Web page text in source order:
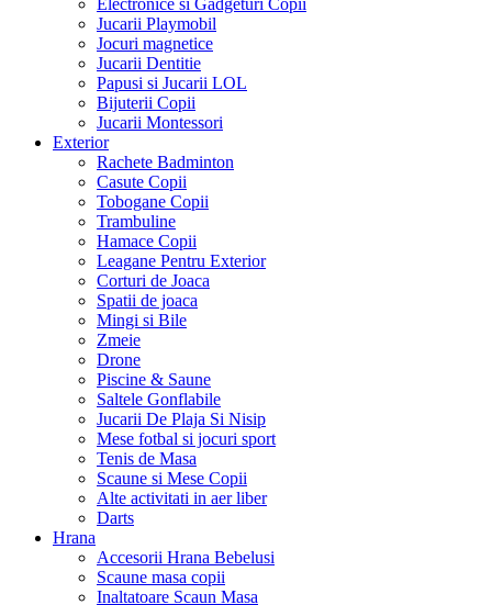
Electronice si Gadgeturi Copii
Jucarii Playmobil
Jocuri magnetice
Jucarii Dentitie
Papusi si Jucarii LOL
Bijuterii Copii
Jucarii Montessori
Exterior
Rachete Badminton
Casute Copii
Tobogane Copii
Trambuline
Hamace Copii
Leagane Pentru Exterior
Corturi de Joaca
Spatii de joaca
Mingi si Bile
Zmeie
Drone
Piscine & Saune
Saltele Gonflabile
Jucarii De Plaja Si Nisip
Mese fotbal si jocuri sport
Tenis de Masa
Scaune si Mese Copii
Alte activitati in aer liber
Darts
Hrana
Accesorii Hrana Bebelusi
Scaune masa copii
Inaltatoare Scaun Masa